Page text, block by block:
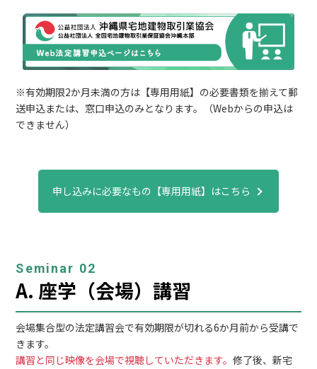
※有効期限2か月未満の方は【専用用紙】の必要書類を揃えて郵
送申込または、窓口申込のみとなります。（Webからの申込は
できません）
申し込みに必要なもの【専用用紙】はこちら
Seminar 02
A. 座学（会場）講習
会場集合型の法定講習会で有効期限が切れる6か月前から受講で
きます。
講習と同じ映像を会場で視聴していただきます。修了後、新宅